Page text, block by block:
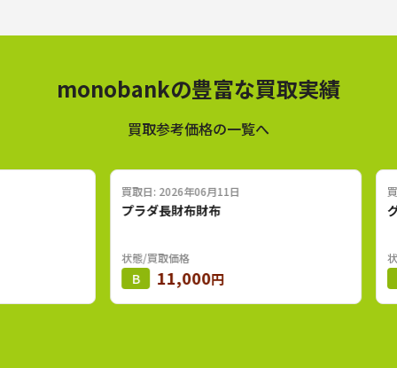
monobankの豊富な買取実績
買取参考価格の一覧へ
買取日: 2026年06月11日
プラダ長財布財布
状態/買取価格
11,000円
買取日:
グッチチ
状態/買取価